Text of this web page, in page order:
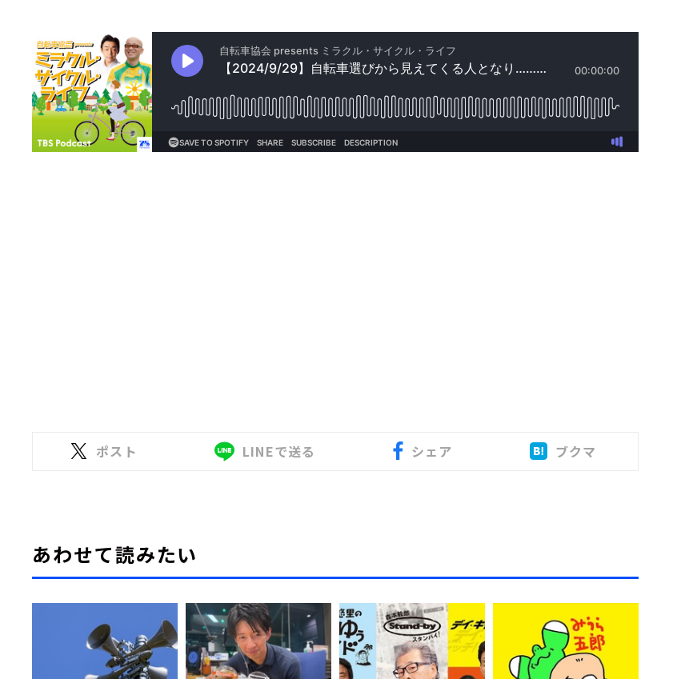
ポスト LINEで送る シェア ブクマ
あわせて読みたい